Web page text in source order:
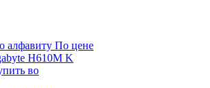
алфавиту По цене
H610M K
во